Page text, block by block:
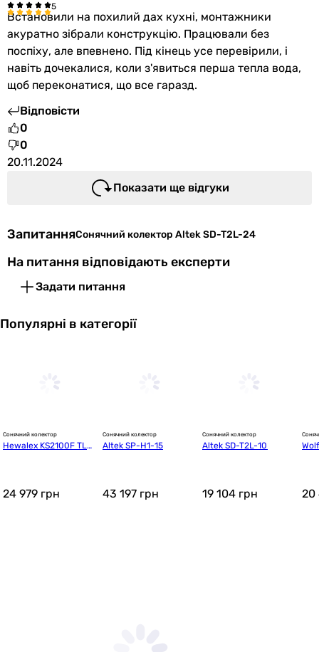
Встановили на похилий дах кухні, монтажники
акуратно зібрали конструкцію. Працювали без
поспіху, але впевнено. Під кінець усе перевірили, і
навіть дочекалися, коли з'явиться перша тепла вода,
щоб переконатися, що все гаразд.
Відповісти
0
0
20.11.2024
Показати ще відгуки
ЗапитанняСонячний колектор Altek SD-T2L-24
На питання відповідають експерти
Задати питання
Популярні в категорії
Сонячний колектор
Hewalex KS2100F TLP
24 979 грн
Сонячний колектор
Altek SP-H1-15
43 197 грн
Сонячний колектор
Altek SD-T2L-10
19 104 грн 20